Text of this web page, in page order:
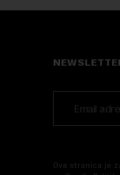
Ova stranica je